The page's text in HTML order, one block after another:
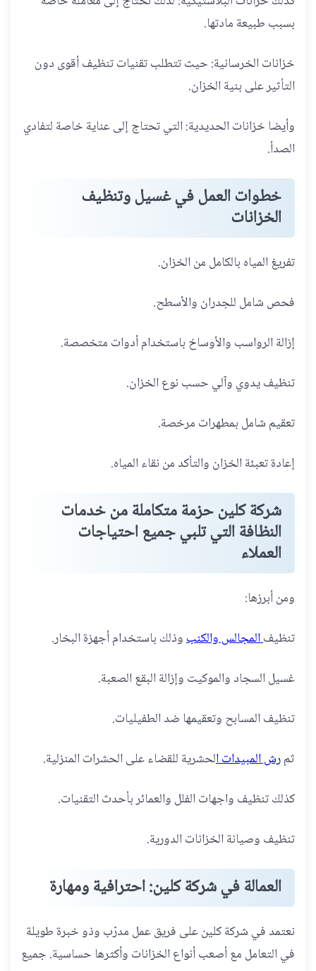
بسبب طبيعة مادتها.
خزانات الخرسانية: حيث تتطلب تقنيات تنظيف أقوى دون
التأثير على بنية الخزان.
وأيضا خزانات الحديدية: التي تحتاج إلى عناية خاصة لتفادي
الصدأ.
خطوات العمل في غسيل وتنظيف
الخزانات
تفريغ المياه بالكامل من الخزان.
فحص شامل للجدران والأسطح.
إزالة الرواسب والأوساخ باستخدام أدوات متخصصة.
تنظيف يدوي وآلي حسب نوع الخزان.
تعقيم شامل بمطهرات مرخصة.
إعادة تعبئة الخزان والتأكد من نقاء المياه.
شركة كلين حزمة متكاملة من خدمات
النظافة التي تلبي جميع احتياجات
العملاء
ومن أبرزها:
تنظيفالمجالس والكنبوذلك باستخدام أجهزة البخار.
غسيل السجاد والموكيت وإزالة البقع الصعبة.
تنظيف المسابح وتعقيمها ضد الطفيليات.
ثمرش المبيدات الحشرية للقضاء على الحشرات المنزلية.
كذلك تنظيف واجهات الفلل والعمائر بأحدث التقنيات.
تنظيف وصيانة الخزانات الدورية.
العمالة في شركة كلين: احترافية ومهارة
نعتمد في شركة كلين على فريق عمل مدرّب وذو خبرة طويلة
في التعامل مع أصعب أنواع الخزانات وأكثرها حساسية. جميع